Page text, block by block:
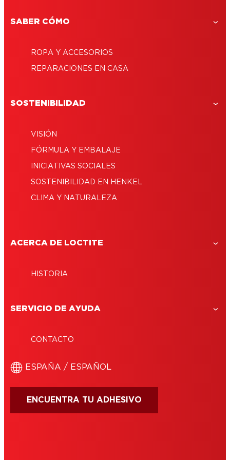
SABER CÓMO
ROPA Y ACCESORIOS
REPARACIONES EN CASA
SOSTENIBILIDAD
VISIÓN
FÓRMULA Y EMBALAJE
INICIATIVAS SOCIALES
SOSTENIBILIDAD EN HENKEL
CLIMA Y NATURALEZA
ACERCA DE LOCTITE
HISTORIA
SERVICIO DE AYUDA
CONTACTO
ESPAÑA / ESPAÑOL
ENCUENTRA TU ADHESIVO